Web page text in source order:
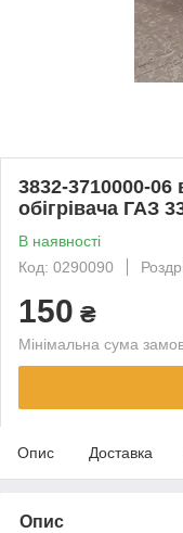
3832-3710000-
обігрівача ГАЗ
В наявності
Код: 0290090
150 ₴
Мінімальна сума
Опис Доставка
Опис